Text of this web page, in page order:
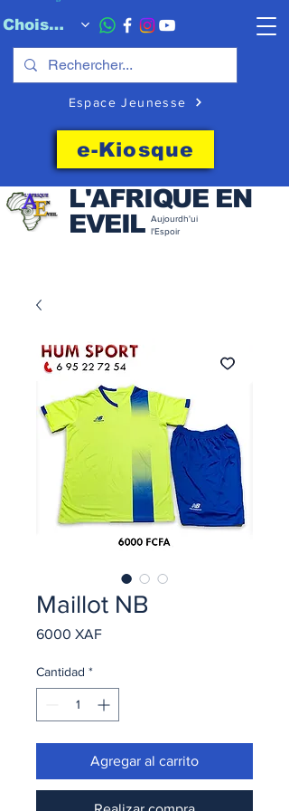
Choisissez quand l'envoyer
Espace Jeunesse
e-Kiosque
L'AFRIQUE EN
EVEIL Aujourdh'ui
l'Espoir
Maillot NB
6000 XAFPrecio
Cantidad *
Agregar al carrito